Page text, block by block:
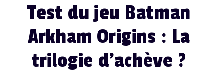
Test du jeu Batman
Arkham Origins : La
trilogie d’achève ?